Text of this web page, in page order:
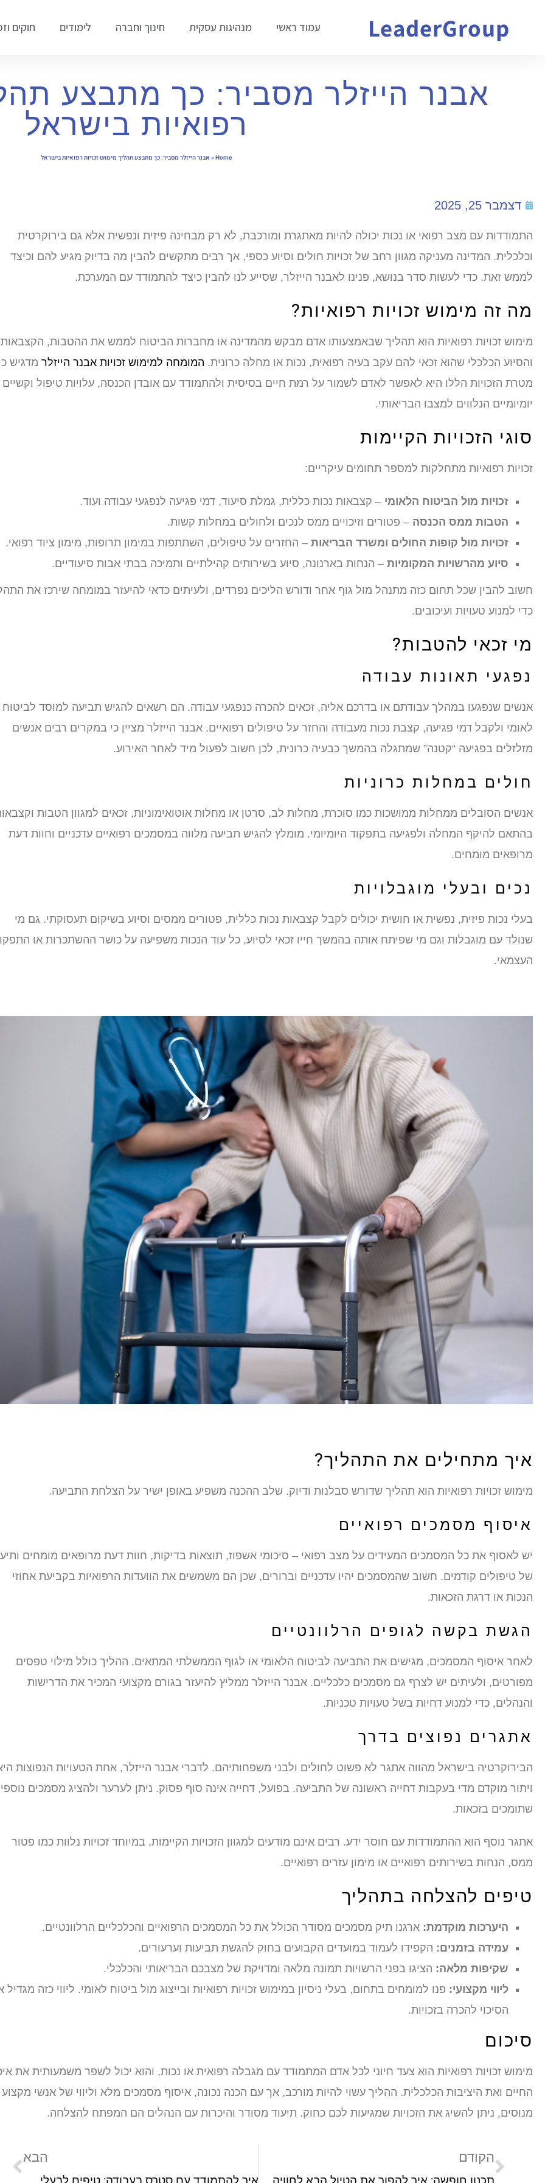
LeaderGroup עמוד ראשי מנהיגות עסקית חינוך וחברה לימודים חוקים
אבנר הייזלר מסביר: כך מתבצע
רפואיות בישראל
Home
» אבנר הייזלר מסביר: כך מתבצע תהליך מימוש זכויות רפואיות בישראל
דצמבר 25, 2025
התמודדות עם מצב רפואי או נכות יכולה להיות מאתגרת ומורכבת, לא רק מבחינה פיזית ונפשית אלא גם בירוקרטית
וכלכלית. המדינה מעניקה מגוון רחב של זכויות חולים וסיוע כספי, אך רבים מתקשים להבין מה בדיוק מגיע להם וכיצד
לממש זאת. כדי לעשות סדר בנושא, פנינו לאבנר הייזלר, שסייע לנו להבין כיצד להתמודד עם המערכת.
מה זה מימוש זכויות רפואיות?
מימוש זכויות רפואיות הוא תהליך שבאמצעותו אדם מבקש מהמדינה או מחברות הביטוח לממש את ההטבות, הקצבאות
והסיוע הכלכלי שהוא זכאי להם עקב בעיה רפואית, נכות או מחלה כרונית. המומחה למימוש זכויות אבנר הייזלר מדגיש
מטרת הזכויות הללו היא לאפשר לאדם לשמור על רמת חיים בסיסית ולהתמודד עם אובדן הכנסה, עלויות טיפול וקשיים
יומיומיים הנלווים למצבו הבריאותי.
סוגי הזכויות הקיימות
זכויות רפואיות מתחלקות למספר תחומים עיקריים:
זכויות מול הביטוח הלאומי – קצבאות נכות כללית, גמלת סיעוד, דמי פגיעה לנפגעי עבודה ועוד.
הטבות ממס הכנסה – פטורים וזיכויים ממס לנכים ולחולים במחלות קשות.
זכויות מול קופות החולים ומשרד הבריאות – החזרים על טיפולים, השתתפות במימון תרופות, מימון ציוד רפואי.
סיוע מהרשויות המקומיות – הנחות בארנונה, סיוע בשירותים קהילתיים ותמיכה בבתי אבות סיעודיים.
חשוב להבין שכל תחום כזה מתנהל מול גוף אחר ודורש הליכים נפרדים, ולעיתים כדאי להיעזר במומחה שירכז את
כדי למנוע טעויות ועיכובים.
מי זכאי להטבות?
נפגעי תאונות עבודה
אנשים שנפגעו במהלך עבודתם או בדרכם אליה, זכאים להכרה כנפגעי עבודה. הם רשאים להגיש תביעה למוסד לביטוח
לאומי ולקבל דמי פגיעה, קצבת נכות מעבודה והחזר על טיפולים רפואיים. אבנר הייזלר מציין כי במקרים רבים אנשים
מזלזלים בפגיעה “קטנה” שמתגלה בהמשך כבעיה כרונית, לכן חשוב לפעול מיד לאחר האירוע.
חולים במחלות כרוניות
אנשים הסובלים ממחלות ממושכות כמו סוכרת, מחלות לב, סרטן או מחלות אוטואימוניות, זכאים למגוון הטבות
בהתאם להיקף המחלה ולפגיעה בתפקוד היומיומי. מומלץ להגיש תביעה מלווה במסמכים רפואיים עדכניים וחוות דעת
מרופאים מומחים.
נכים ובעלי מוגבלויות
בעלי נכות פיזית, נפשית או חושית יכולים לקבל קצבאות נכות כללית, פטורים ממסים וסיוע בשיקום תעסוקתי. גם מי
שנולד עם מוגבלות וגם מי שפיתח אותה בהמשך חייו זכאי לסיוע, כל עוד הנכות משפיעה על כושר ההשתכרות או
העצמאי.
איך מתחילים את התהליך?
מימוש זכויות רפואיות הוא תהליך שדורש סבלנות ודיוק. שלב ההכנה משפיע באופן ישיר על הצלחת התביעה.
איסוף מסמכים רפואיים
יש לאסוף את כל המסמכים המעידים על מצב רפואי – סיכומי אשפוז, תוצאות בדיקות, חוות דעת מרופאים מומחים
של טיפולים קודמים. חשוב שהמסמכים יהיו עדכניים וברורים, שכן הם משמשים את הוועדות הרפואיות בקביעת אחוזי
הנכות או דרגת הזכאות.
הגשת בקשה לגופים הרלוונטיים
לאחר איסוף המסמכים, מגישים את התביעה לביטוח הלאומי או לגוף הממשלתי המתאים. ההליך כולל מילוי טפסים
מפורטים, ולעיתים יש לצרף גם מסמכים כלכליים. אבנר הייזלר ממליץ להיעזר בגורם מקצועי המכיר את הדרישות
והנהלים, כדי למנוע דחיות בשל טעויות טכניות.
אתגרים נפוצים בדרך
הבירוקרטיה בישראל מהווה אתגר לא פשוט לחולים ולבני משפחותיהם. לדברי אבנר הייזלר, אחת הטעויות הנפוצות
ויתור מוקדם מדי בעקבות דחייה ראשונה של התביעה. בפועל, דחייה אינה סוף פסוק. ניתן לערער ולהציג מסמכים
שתומכים בזכאות.
אתגר נוסף הוא ההתמודדות עם חוסר ידע. רבים אינם מודעים למגוון הזכויות הקיימות, במיוחד זכויות נלוות כמו פטור
ממס, הנחות בשירותים רפואיים או מימון עזרים רפואיים.
טיפים להצלחה בתהליך
היערכות מוקדמת: ארגנו תיק מסמכים מסודר הכולל את כל המסמכים הרפואיים והכלכליים הרלוונטיים.
עמידה בזמנים: הקפידו לעמוד במועדים הקבועים בחוק להגשת תביעות וערעורים.
שקיפות מלאה: הציגו בפני הרשויות תמונה מלאה ומדויקת של מצבכם הבריאותי והכלכלי.
ליווי מקצועי: פנו למומחים בתחום, בעלי ניסיון במימוש זכויות רפואיות ובייצוג מול ביטוח לאומי. ליווי כזה מגדיל
הסיכוי להכרה בזכויות.
סיכום
מימוש זכויות רפואיות הוא צעד חיוני לכל אדם המתמודד עם מגבלה רפואית או נכות, והוא יכול לשפר משמעותית את
החיים ואת היציבות הכלכלית. ההליך עשוי להיות מורכב, אך עם הכנה נכונה, איסוף מסמכים מלא וליווי של אנשי מקצוע
מנוסים, ניתן להשיג את הזכויות שמגיעות לכם כחוק. תיעוד מסודר והיכרות עם הנהלים הם המפתח להצלחה.
הקודם הבא